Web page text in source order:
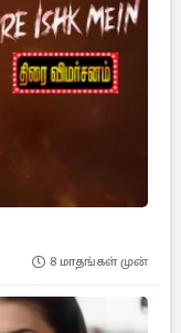
8 மாதங்கள் முன்